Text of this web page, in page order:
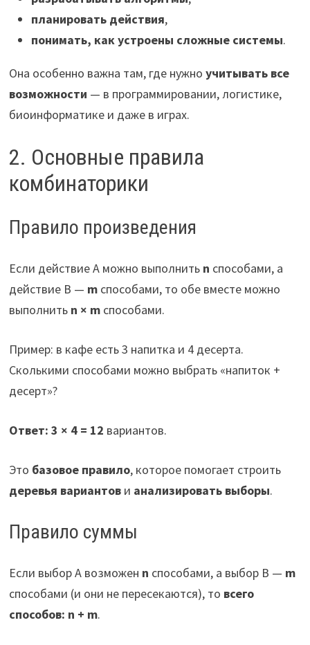
планировать действия,
понимать, как устроены сложные системы.
Она особенно важна там, где нужно учитывать все
возможности — в программировании, логистике,
биоинформатике и даже в играх.
2. Основные правила
комбинаторики
Правило произведения
Если действие A можно выполнить n способами, а
действие B — mспособами, то обе вместе можно
выполнить n × mспособами.
Пример: в кафе есть 3 напитка и 4 десерта.
Сколькими способами можно выбрать «напиток +
десерт»?
Ответ: 3 × 4 = 12 вариантов.
Это базовое правило, которое помогает строить
деревья вариантови анализировать выборы.
Правило суммы
Если выбор A возможен n способами, а выбор B — m
способами (и они не пересекаются), то всего
способов: n + m.